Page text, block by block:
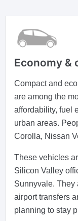
Economy &
Compact and
are among the
affordability, fuel
urban areas.
Corolla, Nissan
These vehicles
Silicon Valley
Sunnyvale. They
airport transfers
planning to stay